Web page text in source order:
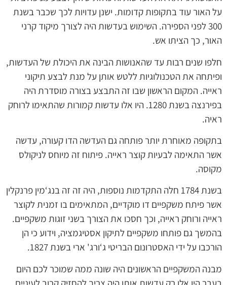
על האור עוד בתקופות קדומות. ישנן עדויות לכך שכבר בשנת
300 לפני הספירה. השימוש בעדשות היה לצורך מיקוד קרני
האור, כך הציתו אש.
חלפו שנים רבות עד שהאנושות הבינה את היכולת של העדשות,
ופיתחה את הטכנולוגיות ללטש אותן על מנת לבצע תיקוני
ראייה. המקום הראשון שבו זה התבצע בצורה מוסדרת היה
בפירנצה בשנת 1280. היו אלו עדשות קמורות שהתאימו לרוחק
ראיה.
בתקופה מאוחרת יותר פותחה גם העדשה הדו קעורה, עדשה
אשר התאימה לבעיות קוצר ראייה. פיתוח זה מיוחס לניקולס
מקוסה.
בשנת 1784 חלה התקדמות נוספות, היה זה זה בנג‘מין פרנקלין
אשר פיתח משקפיים דו מוקדיים, המתאימים בו זמנית לקוצר
ראייה ורוחק ראייה, וכך חסכו את הצורך בשני זוגות משקפיים.
בהמשך גם פותחו משקפיים לתיקון אסטיגמציה, וידוע כי הן
הורכבו על ידי האסטרונום הבריטי ג‘ורג' ארי בשנת 1827.
מבנה המשקפיים הראשונים היה שונה ממה שמוכר לכם היום